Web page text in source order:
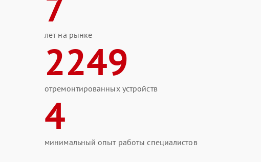
лет на рынке
2249
отремонтированных устройств
4
минимальный опыт работы специалистов